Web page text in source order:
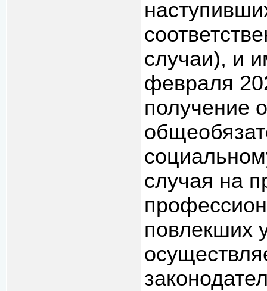
случаи), и
февраля
получение
случая на
повлекших